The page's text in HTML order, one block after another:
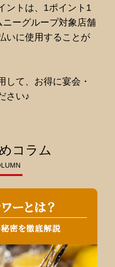
ントは、1ポイント1
ーグループ対象店舗
いに使用することが
して、お得に宴会・
さい♪
コラム